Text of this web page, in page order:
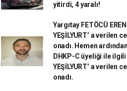
yitirdi, 4 yaralı!
Yargıtay FETÖCÜ EREN
YEŞİLYURT’ a verilen
onadı. Hemen
DHKP-C üyeliği ile ilgili
YEŞİLYURT’ a verilen
onadı.